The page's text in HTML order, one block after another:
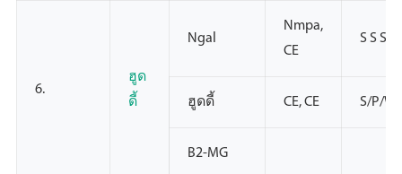
6.
ฮูด
ดี้
Ngal
Nmpa,
CE
S S S
ฮูดดี้ CE, CE S/P/
Β2-MG